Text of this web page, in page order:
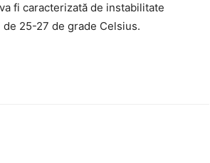
fi caracterizată de instabilitate
25-27 de grade Celsius.